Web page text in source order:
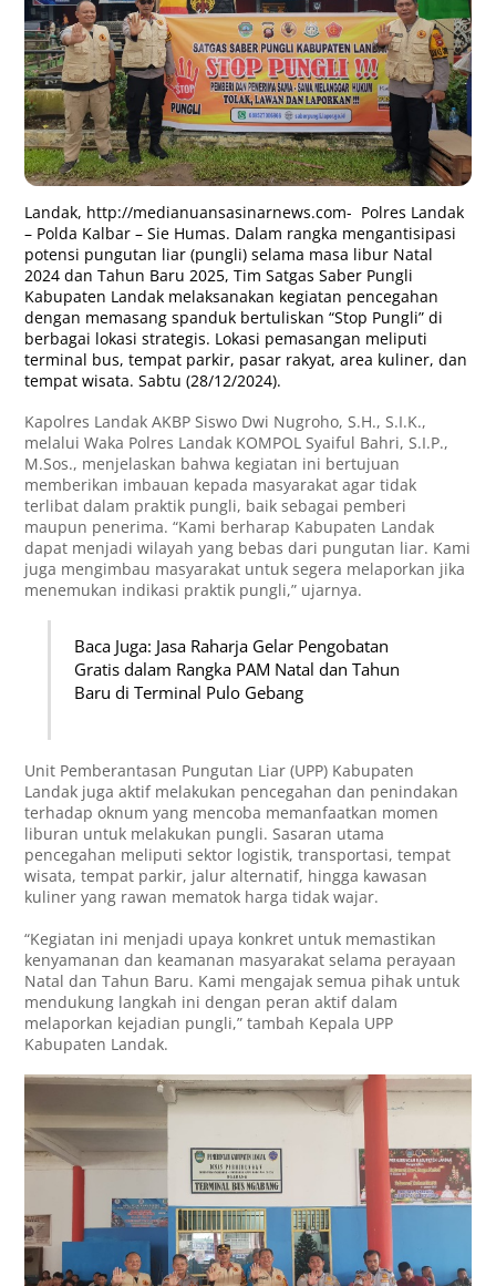
Landak, http://medianuansasinarnews.com- Polres Landak
– Polda Kalbar – Sie Humas. Dalam rangka mengantisipasi
potensi pungutan liar (pungli) selama masa libur Natal
2024 dan Tahun Baru 2025, Tim Satgas Saber Pungli
Kabupaten Landak melaksanakan kegiatan pencegahan
dengan memasang spanduk bertuliskan “Stop Pungli” di
berbagai lokasi strategis. Lokasi pemasangan meliputi
terminal bus, tempat parkir, pasar rakyat, area kuliner, dan
tempat wisata. Sabtu (28/12/2024).
Kapolres Landak AKBP Siswo Dwi Nugroho, S.H., S.I.K.,
melalui Waka Polres Landak KOMPOL Syaiful Bahri, S.I.P.,
M.Sos., menjelaskan bahwa kegiatan ini bertujuan
memberikan imbauan kepada masyarakat agar tidak
terlibat dalam praktik pungli, baik sebagai pemberi
maupun penerima. “Kami berharap Kabupaten Landak
dapat menjadi wilayah yang bebas dari pungutan liar. Kami
juga mengimbau masyarakat untuk segera melaporkan jika
menemukan indikasi praktik pungli,” ujarnya.
Baca Juga: Jasa Raharja Gelar Pengobatan
Gratis dalam Rangka PAM Natal dan Tahun
Baru di Terminal Pulo Gebang
Unit Pemberantasan Pungutan Liar (UPP) Kabupaten
Landak juga aktif melakukan pencegahan dan penindakan
terhadap oknum yang mencoba memanfaatkan momen
liburan untuk melakukan pungli. Sasaran utama
pencegahan meliputi sektor logistik, transportasi, tempat
wisata, tempat parkir, jalur alternatif, hingga kawasan
kuliner yang rawan mematok harga tidak wajar.
“Kegiatan ini menjadi upaya konkret untuk memastikan
kenyamanan dan keamanan masyarakat selama perayaan
Natal dan Tahun Baru. Kami mengajak semua pihak untuk
mendukung langkah ini dengan peran aktif dalam
melaporkan kejadian pungli,” tambah Kepala UPP
Kabupaten Landak.